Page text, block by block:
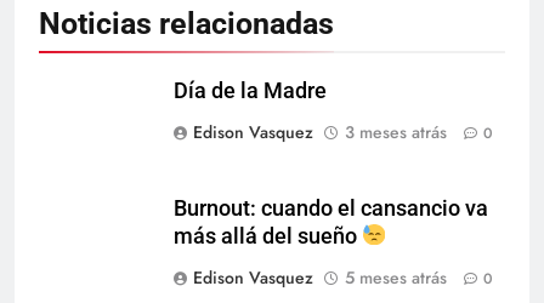
Noticias relacionadas
Día de la Madre
Edison Vasquez
3 meses atrás 0
Burnout: cuando el cansancio va
más allá del sueño
Edison Vasquez
5 meses atrás 0